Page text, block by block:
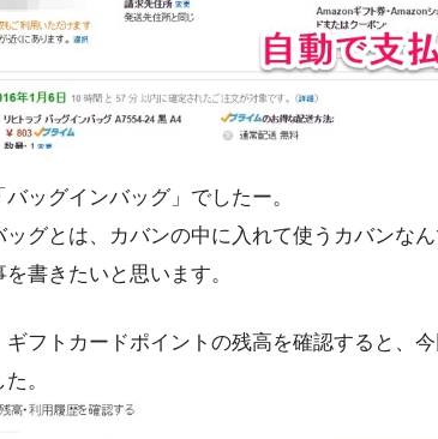
ッグインバッグ」でしたー。
ッグとは、カバンの中に入れて使うカバンな
書きたいと思います。
ギフトカードポイントの残高を確認すると、
。